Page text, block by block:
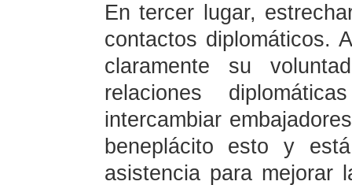
En tercer lugar,
contactos diplomáticos.
claramente su
relaciones
intercambiar
beneplácito esto y
asistencia para mejorar